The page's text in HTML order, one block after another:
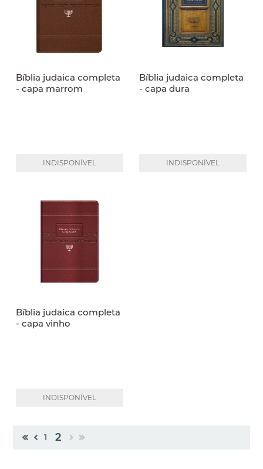
Bíblia judaica completa
- capa marrom
INDISPONÍVEL
Bíblia judaica completa
- capa dura
INDISPONÍVEL
Bíblia judaica completa
- capa vinho
INDISPONÍVEL
1 2